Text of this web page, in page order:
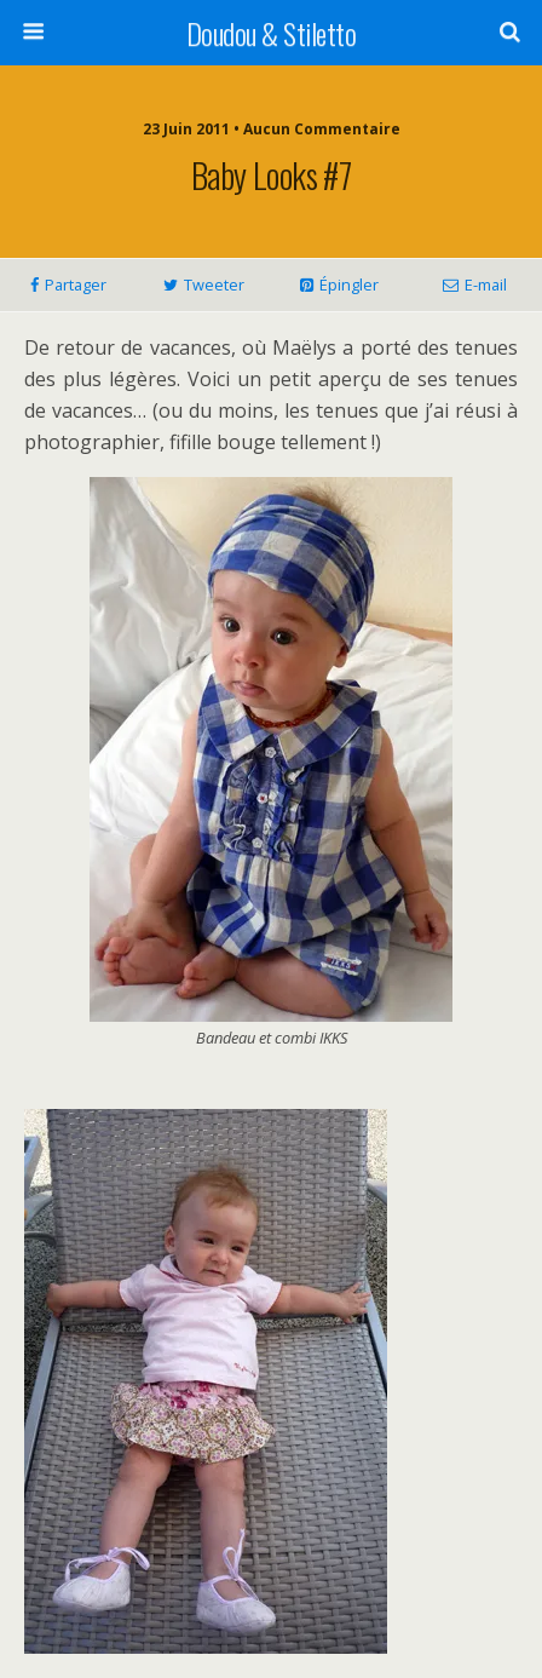
Doudou & Stiletto
23 Juin 2011 • Aucun Commentaire
Baby Looks #7
Partager Tweeter Épingler E-mail
De retour de vacances, où Maëlys a porté des tenues
des plus légères. Voici un petit aperçu de ses tenues
de vacances… (ou du moins, les tenues que j’ai réusi à
photographier, fifille bouge tellement !)
Bandeau et combi IKKS